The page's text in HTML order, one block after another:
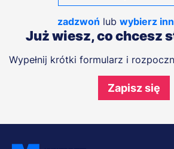
zadzwoń lub wybierz
Już wiesz, co chcesz
Wypełnij krótki formularz i
Zapisz się